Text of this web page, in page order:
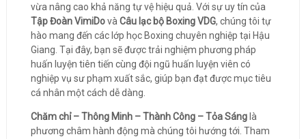
vừa nâng cao khả năng tự vệ hiệu quả. Với sự uy tín của
Tập Đoàn VimiDovà Câu lạc bộ Boxing VDG, chúng tôi tự
hào mang đến các lớp học Boxing chuyên nghiệp tại Hậu
Giang. Tại đây, bạn sẽ được trải nghiệm phương pháp
huấn luyện tiên tiến cùng đội ngũ huấn luyện viên có
nghiệp vụ sư phạm xuất sắc, giúp bạn đạt được mục tiêu
cá nhân một cách dễ dàng.
Chăm chỉ – Thông Minh – Thành Công – Tỏa Sánglà
phương châm hành động mà chúng tôi hướng tới. Tham